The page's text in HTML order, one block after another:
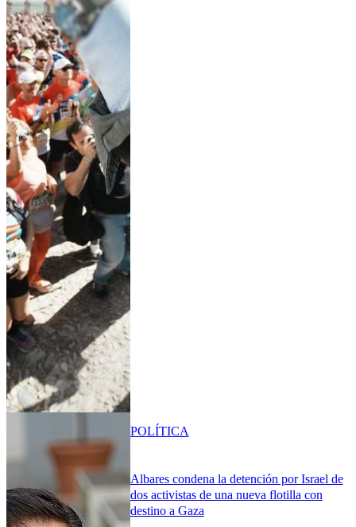
Albares condena la detención por Israel de
dos activistas de una nueva flotilla con
destino a Gaza
POLÍTICA